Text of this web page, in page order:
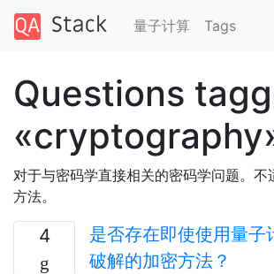
量子计算 Tags
Questions
对于与密码学直接相关的密码学问题。不
方法。
4
是否存在即使使用量子
破解的加密方法？